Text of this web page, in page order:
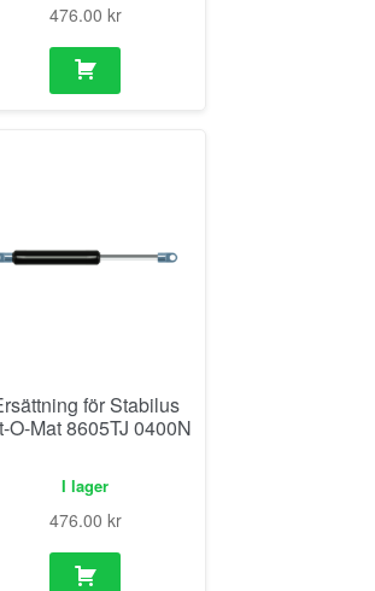
476.00 kr
för Stabilus
O-Mat 8605TJ 0400N
I lager
476.00 kr